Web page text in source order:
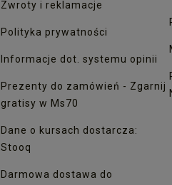
Zwroty i reklamacje
Polityka prywatności
Informacje dot. systemu opinii
Prezenty do zamówień - Zgarnij
gratisy w Ms70
Dane o kursach dostarcza:
Stooq
Darmowa dostawa do